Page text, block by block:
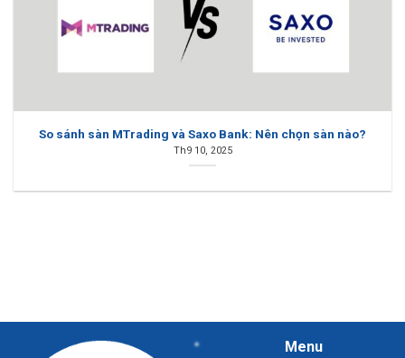
So sánh sàn MTrading và Saxo Bank: Nên chọn sàn nào?
Th9 10, 2025
Menu